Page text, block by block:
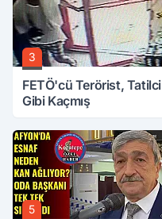
3
FETÖ'cü Terörist, Tatilci
Gibi Kaçmış
5